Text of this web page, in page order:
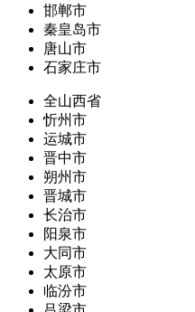
邯郸市
秦皇岛市
唐山市
石家庄市
全山西省
忻州市
运城市
晋中市
朔州市
晋城市
长治市
阳泉市
大同市
太原市
临汾市